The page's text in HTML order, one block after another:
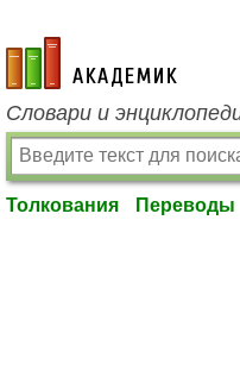
academic.ru
Словари и
Толкования Переводы